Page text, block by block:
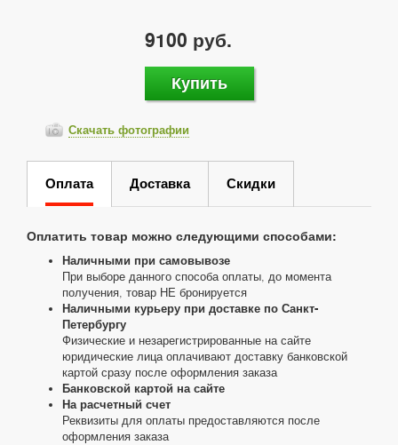
9100 руб.
Купить
Скачать фотографии
Оплата Доставка Скидки
Оплатить товар можно следующими способами:
Наличными при самовывозе
При выборе данного способа оплаты, до момента
получения, товар НЕ бронируется
Наличными курьеру при доставке по Санкт-
Петербургу
Физические и незарегистрированные на сайте
юридические лица оплачивают доставку банковской
картой сразу после оформления заказа
Банковской картой на сайте
На расчетный счет
Реквизиты для оплаты предоставляются после
оформления заказа